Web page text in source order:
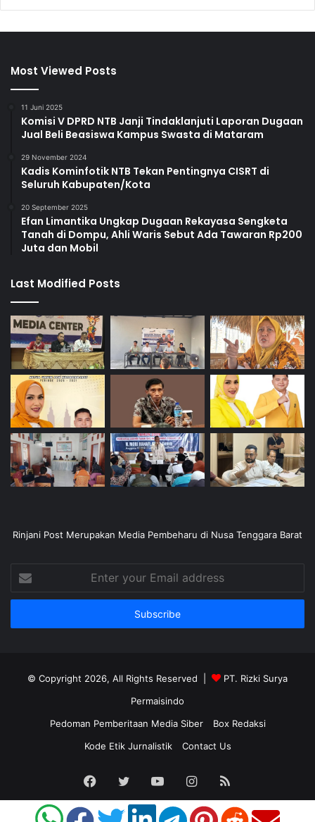
Most Viewed Posts
11 Juni 2025
Komisi V DPRD NTB Janji Tindaklanjuti Laporan Dugaan
Jual Beli Beasiswa Kampus Swasta di Mataram
29 November 2024
Kadis Kominfotik NTB Tekan Pentingnya CISRT di
Seluruh Kabupaten/Kota
20 September 2025
Efan Limantika Ungkap Dugaan Rekayasa Sengketa
Tanah di Dompu, Ahli Waris Sebut Ada Tawaran Rp200
Juta dan Mobil
Last Modified Posts
Rinjani Post Merupakan Media Pembeharu di Nusa Tenggara Barat
your
Email
© Copyright 2026, All Rights Reserved |
PT. Rizki Surya
Permaisindo
Pedoman Pemberitaan Media Siber
Box Redaksi
Kode Etik Jurnalistik
Contact Us
Facebook
Twitter YouTubeInstagram